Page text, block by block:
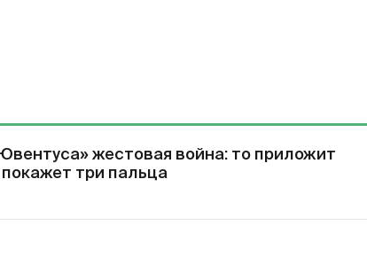
жестовая война: то приложит
покажет три пальца